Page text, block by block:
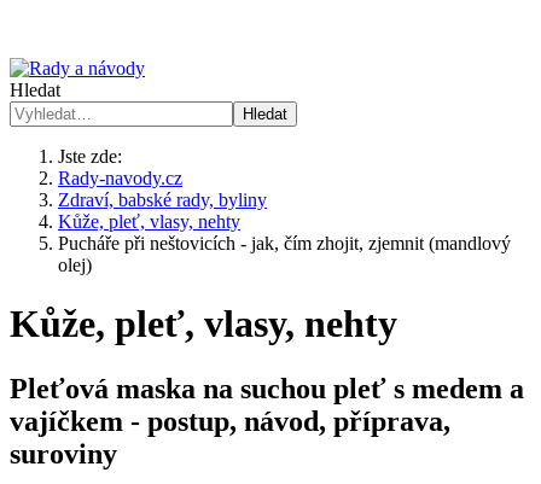
Hledat
Hledat
Jste zde:
Rady-navody.cz
Zdraví, babské rady, byliny
Kůže, pleť, vlasy, nehty
Pucháře při neštovicích - jak, čím zhojit, zjemnit (mandlový
olej)
Kůže, pleť, vlasy, nehty
Pleťová maska na suchou pleť s medem a
vajíčkem - postup, návod, příprava,
suroviny